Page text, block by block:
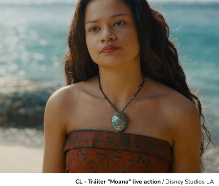
CL - Tráiler "Moana" live action/Disney Studios LA